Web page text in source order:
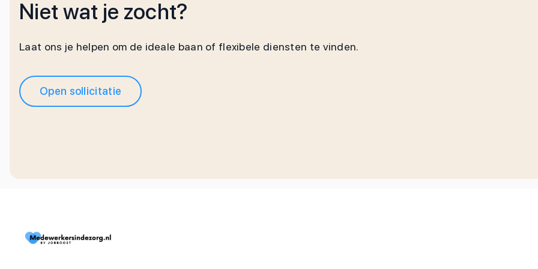
Niet wat je zocht?
Laat ons je helpen om de ideale baan of flexibele diensten te vinden.
Open sollicitatie